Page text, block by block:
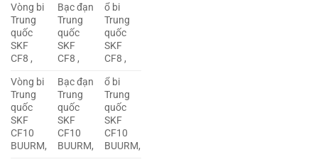
Vòng bi
Trung
quốc
SKF
CF8 ,
Bạc đạn
Trung
quốc
SKF
CF8 ,
ổ bi
Trung
quốc
SKF
CF8 ,
Vòng bi
Trung
quốc
SKF
CF10
BUURM,
Bạc đạn
Trung
quốc
SKF
CF10
BUURM,
ổ bi
Trung
quốc
SKF
CF10
BUURM,